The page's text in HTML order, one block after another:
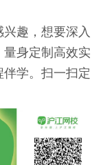
趣，想要深入
身定制高效实
学。扫一扫定